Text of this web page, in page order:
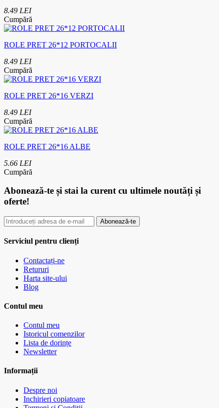
8.49 LEI
Cumpără
ROLE PRET 26*12 PORTOCALII
8.49 LEI
Cumpără
ROLE PRET 26*16 VERZI
8.49 LEI
Cumpără
ROLE PRET 26*16 ALBE
5.66 LEI
Cumpără
Abonează-te și stai la curent cu ultimele noutăți și
oferte!
Abonează-te
Serviciul pentru clienți
Contactați-ne
Retururi
Harta site-ului
Blog
Contul meu
Contul meu
Istoricul comenzilor
Lista de dorințe
Newsletter
Informații
Despre noi
Inchirieri copiatoare